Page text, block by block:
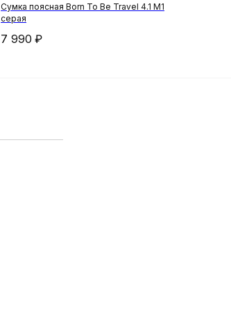
Сумка поясная Born To Be Travel 4.1 M1
серая
7 990 ₽